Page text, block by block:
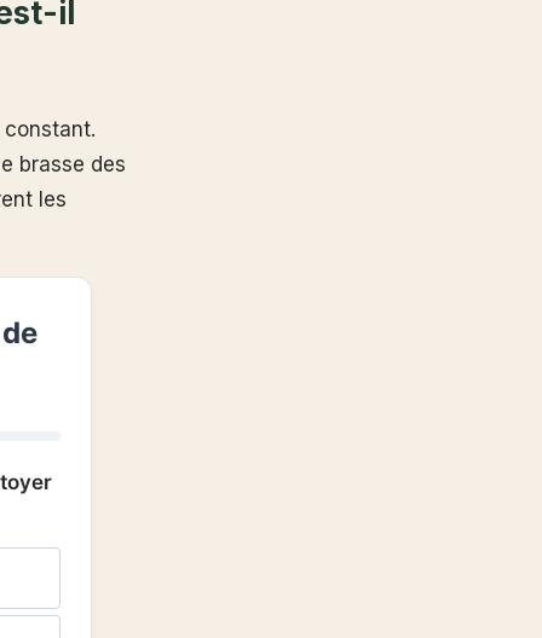
il
brasse des
les